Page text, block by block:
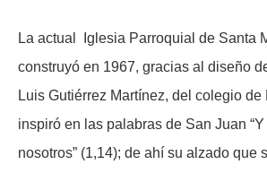
La actual Iglesia Parroquial de Santa
construyó en 1967, gracias al diseño
Luis Gutiérrez Martínez, del colegio
inspiró en las palabras de San Juan
nosotros” (1,14); de ahí su alzado que